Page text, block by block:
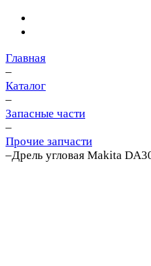
Главная
–
Каталог
–
Запасные части
–
Прочие запчасти
–Дрель угловая Makita